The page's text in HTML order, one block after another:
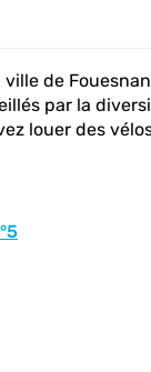
de
par la
louer des